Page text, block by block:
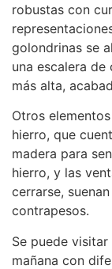
robustas con
golondrinas se
una escalera
más alta,
Otros
hierro, que
madera para
hierro, y las
cerrarse,
contrapesos.
Se puede
mañana con